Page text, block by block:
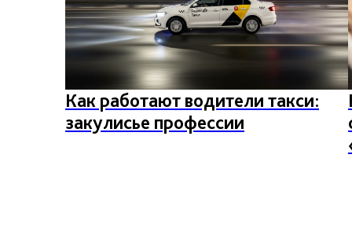
Как работают водители такси:
закулисье профессии